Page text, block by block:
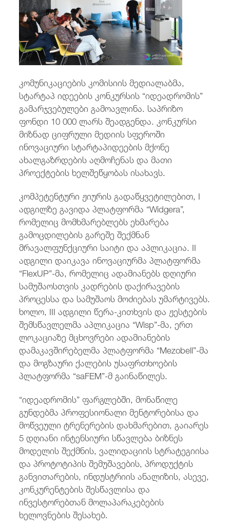
Eng / ქარ fb in you
კომუნიკაციების კომისიის მედიალაბმა,
სტარტაპ იდეების კონკურსის “იდეადრომის”
გამარჯვებულები გამოავლინა. საპრიზო
ფონდი 10 000 ლარს შეადგენდა. კონკურსი
მიზნად ციფრული მედიის სფეროში
ინოვაციური სტარტაპიდეების მქონე
ახალგაზრდების აღმოჩენას და მათი
პროექტების ხელშეწყობას ისახავს.
კომპეტენტური ჟიურის გადაწყვეტილებით, I
ადგილზე გავიდა პლატფორმა “Widgera”,
რომელიც მომხმარებლებს ეხმარება
გამოცდილების გარეშე შექმნან
მრავალფუნქციური საიტი და აპლიკაცია. II
ადგილი დაიკავა ინოვაციურმა პლატფორმა
“FlexUP”-მა, რომელიც ადამიანებს დღიური
სამუშაოსთვის კადრების დაქირავების
პროცესსა და სამუშაოს მოძიებას უმარტივებს.
ხოლო, III ადგილი წერა-კითხვის და ჟესტების
შემსწავლელმა აპლიკაცია “Wisp”-მა, ერთ
ლოკაციაზე მცხოვრები ადამიანების
დამაკავშირებელმა პლატფორმა “Mezobell”-მა
და მოგზაური ქალების უსაფრთხოების
პლატფორმა “saFEM”-მ გაინაწილეს.
“იდეადრომის” ფარგლებში, მონაწილე
გუნდებმა პროფესიონალი მენტორებისა და
მოწვეული ტრენერების დახმარებით, გაიარეს
5 დღიანი ინტენსიური სწავლება ბიზნეს
მოდელის შექმნის, ვალიდაციის სტრატეგიისა
და პროტოტიპის შემუშავების, პროდუქტის
განვითარების, ინდუსტრიის ანალიზის, ასევე,
კონკურენტების შესწავლისა და
ინვესტორებთან მოლაპარაკებების
ხელოვნების შესახებ.